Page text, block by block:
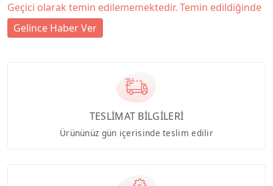
Geçici olarak temin edilememektedir. Temin edildiğinde
Gelince Haber Ver
TESLİMAT BİLGİLERİ
Ürününüz gün içerisinde teslim edilir